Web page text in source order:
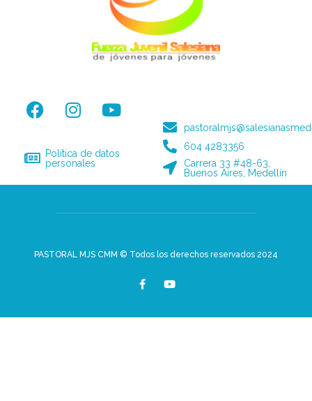
Política de datos
personales
604 4283356
Carrera 33 #48-63,
Buenos Aires, Medellín
PASTORAL MJS CMM © Todos los derechos reservados 2024